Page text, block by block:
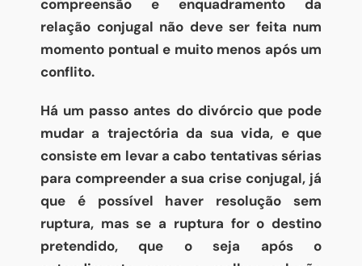
compreensão e enquadramento da
relação conjugal não deve ser feita num
momento pontual e muito menos após um
conflito.
Há um passo antes do divórcio que pode
mudar a trajectória da sua vida, e que
consiste em levar a cabo tentativas sérias
para compreender a sua crise conjugal, já
que é possível haver resolução sem
ruptura, mas se a ruptura for o destino
pretendido, que o seja após o